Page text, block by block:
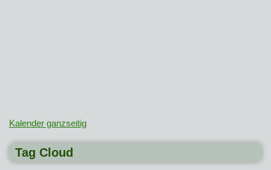
Kalender ganzseitig
Tag Cloud